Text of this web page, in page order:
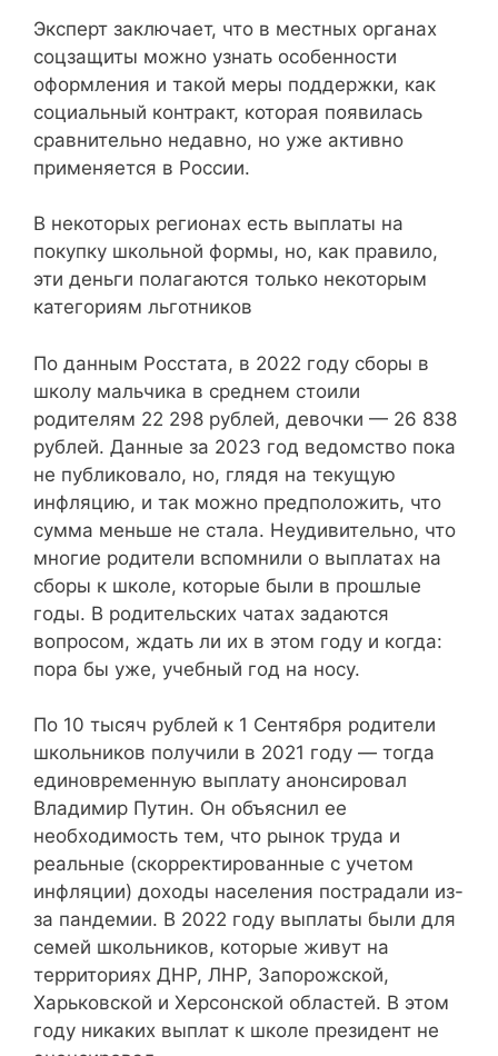
Эксперт заключает, что в местных органах
соцзащиты можно узнать особенности
оформления и такой меры поддержки, как
социальный контракт, которая появилась
сравнительно недавно, но уже активно
применяется в России.
В некоторых регионах есть выплаты на
покупку школьной формы, но, как правило,
эти деньги полагаются только некоторым
категориям льготников
По данным Росстата, в 2022 году сборы в
школу мальчика в среднем стоили
родителям 22 298 рублей, девочки — 26 838
рублей. Данные за 2023 год ведомство пока
не публиковало, но, глядя на текущую
инфляцию, и так можно предположить, что
сумма меньше не стала. Неудивительно, что
многие родители вспомнили о выплатах на
сборы к школе, которые были в прошлые
годы. В родительских чатах задаются
вопросом, ждать ли их в этом году и когда:
пора бы уже, учебный год на носу.
По 10 тысяч рублей к 1 Сентября родители
школьников получили в 2021 году — тогда
единовременную выплату анонсировал
Владимир Путин. Он объяснил ее
необходимость тем, что рынок труда и
реальные (скорректированные с учетом
инфляции) доходы населения пострадали из-
за пандемии. В 2022 году выплаты были для
семей школьников, которые живут на
территориях ДНР, ЛНР, Запорожской,
Харьковской и Херсонской областей. В этом
году никаких выплат к школе президент не